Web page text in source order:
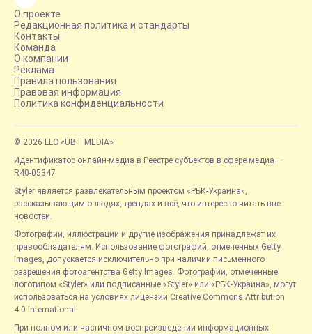
О проекте
Редакционная политика и стандарты
Контакты
Команда
О компании
Реклама
Правила пользования
Правовая информация
Политика конфиденциальности
© 2026 LLC «UBT MEDIA»
Идентификатор онлайн-медиа в Реестре субъектов в сфере медиа —
R40-05347
Styler является развлекательным проектом «РБК-Украина»,
рассказывающим о людях, трендах и всё, что интересно читать вне
новостей.
Фотографии, иллюстрации и другие изображения принадлежат их
правообладателям. Использование фотографий, отмеченных Getty
Images, допускается исключительно при наличии письменного
разрешения фотоагентства Getty Images. Фотографии, отмеченные
логотипом «Styler» или подписанные «Styler» или «РБК-Украина», могут
использоваться на условиях лицензии Creative Commons Attribution
4.0 International.
При полном или частичном воспроизведении информационных